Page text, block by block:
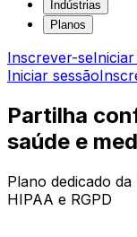
Indústrias
Planos
Inscrever-se
Iniciar sessão
Partilha
saúde e
Plano dedicado
HIPAA e RGPD